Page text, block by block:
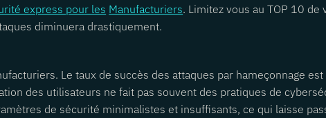
express pour les Manufacturiers. Limitez vous au TOP 10
diminuera drastiquement.
Le taux de succès des attaques par hameçonnage
des utilisateurs ne fait pas souvent des pratiques de
de sécurité minimalistes et insuffisants, ce qui laisse